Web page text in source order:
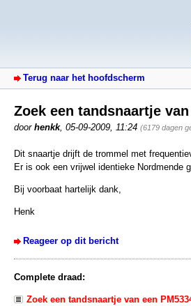
Terug naar het hoofdscherm
Zoek een tandsnaartje
door henkk, 05-09-2009, 11:24 (6179 dagen
Dit snaartje drijft de trommel met
Er is ook een vrijwel identieke Nordmende
Bij voorbaat hartelijk dank,
Henk
Reageer op dit bericht
Complete draad:
Zoek een tandsnaartje van een